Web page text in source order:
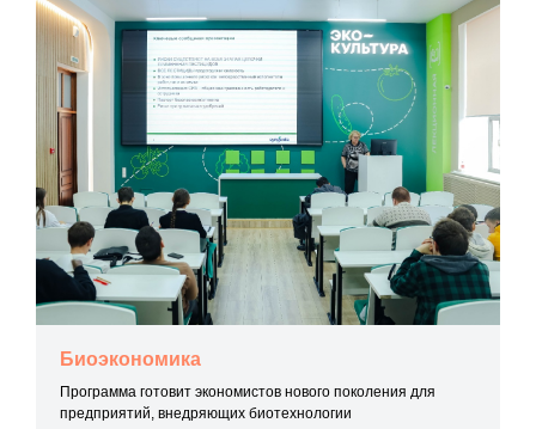
Биоэкономика
Программа готовит экономистов нового поколения для
предприятий, внедряющих биотехнологии